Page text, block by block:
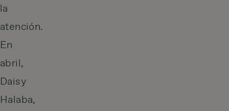
la
atención.
En
abril,
Daisy
Halaba,